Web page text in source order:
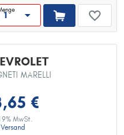
MARELLI
€
MwSt.
Versand